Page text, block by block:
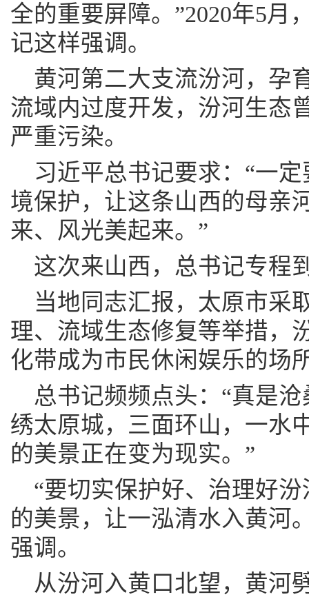
全的重要屏障。”2020年5月
记这样强调。
黄河第二大支流汾河，孕
流域内过度开发，汾河生态
严重污染。
习近平总书记要求：“一
境保护，让这条山西的母亲
来、风光美起来。”
这次来山西，总书记专程
当地同志汇报，太原市采
理、流域生态修复等举措，
化带成为市民休闲娱乐的场
总书记频频点头：“真是
绣太原城，三面环山，一水
的美景正在变为现实。”
“要切实保护好、治理好
的美景，让一泓清水入黄河
强调。
从汾河入黄口北望，黄河